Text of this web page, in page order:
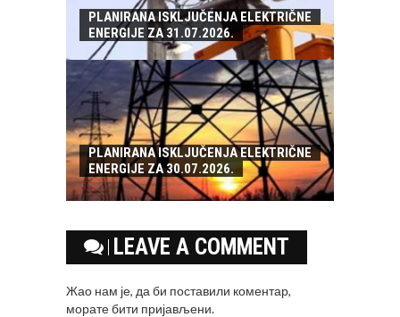
PLANIRANA ISKLJUČENJA ELEKTRIČNE
ENERGIJE ZA 31.07.2026.
PLANIRANA ISKLJUČENJA ELEKTRIČNE
ENERGIJE ZA 30.07.2026.
LEAVE A COMMENT
Жао нам је, да би поставили коментар,
моратебити пријављени.